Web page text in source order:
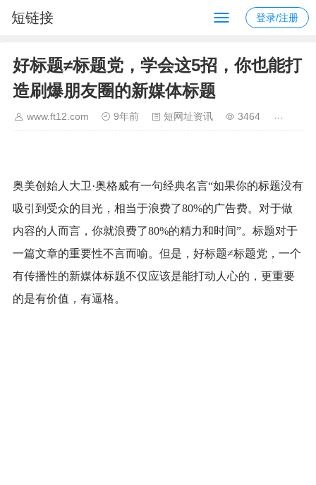
短链接 登录/注册
好标题≠标题党，学会这5招，你也能打
造刷爆朋友圈的新媒体标题
www.ft12.com 9年前 短网址资讯 3464
奥美创始人大卫·奥格威有一句经典名言“如果你的标题没有
吸引到受众的目光，相当于浪费了80%的广告费。对于做
内容的人而言，你就浪费了80%的精力和时间”。标题对于
一篇文章的重要性不言而喻。但是，好标题≠标题党，一个
有传播性的新媒体标题不仅应该是能打动人心的，更重要
的是有价值，有逼格。